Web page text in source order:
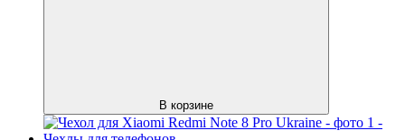
В корзине